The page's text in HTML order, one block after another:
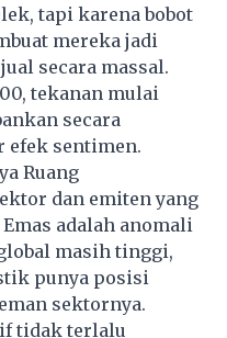
tapi karena bobot
mereka jadi
secara massal.
tekanan mulai
secara
efek sentimen.
Ruang
dan emiten yang
adalah anomali
masih tinggi,
punya posisi
sektornya.
tidak terlalu